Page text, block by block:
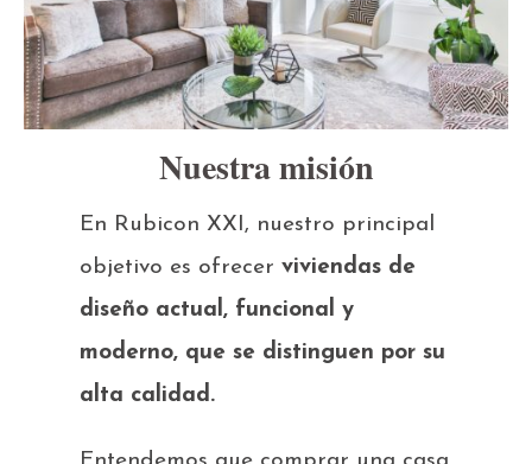
Nuestra misión
En Rubicon XXI, nuestro principal
objetivo es ofrecer viviendas de
diseño actual, funcional y
moderno, que se distinguen por su
alta calidad.